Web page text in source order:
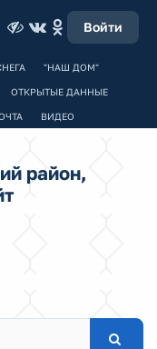
Войти
"НАШ ДОМ"
ОТКРЫТЫЕ ДАННЫЕ
ВИДЕО
район,